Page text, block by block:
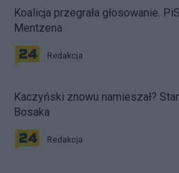
Koalicja przegrała głosowanie.
Mentzena
Redakcja
Kaczyński znowu namieszał?
Bosaka
Redakcja